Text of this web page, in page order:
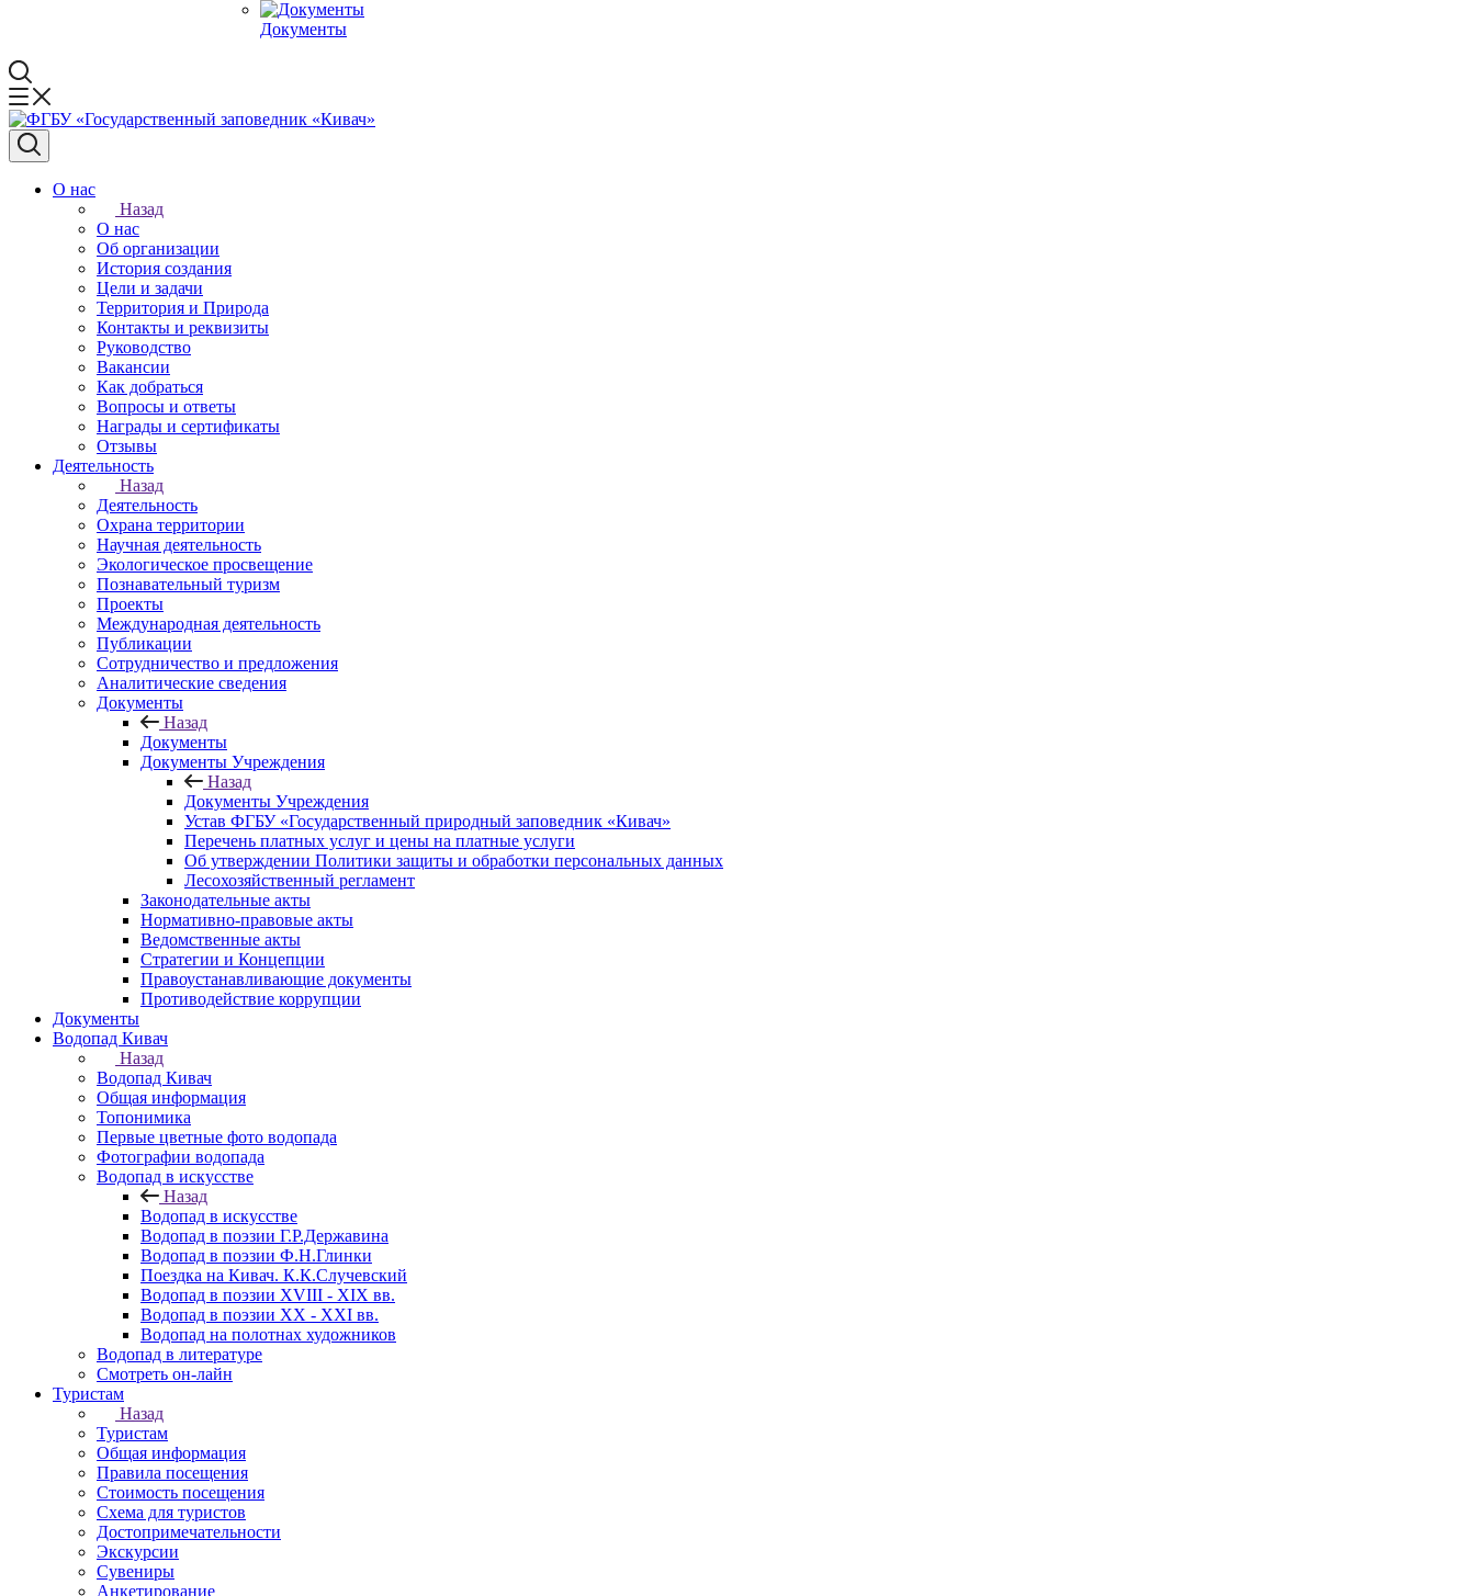
Документы
О нас
Назад
О нас
Об организации
История создания
Цели и задачи
Территория и Природа
Контакты и реквизиты
Руководство
Вакансии
Как добраться
Вопросы и ответы
Награды и сертификаты
Отзывы
Деятельность
Назад
Деятельность
Охрана территории
Научная деятельность
Экологическое просвещение
Познавательный туризм
Проекты
Международная деятельность
Публикации
Сотрудничество и предложения
Аналитические сведения
Документы
Назад
Документы
Документы Учреждения
Назад
Документы Учреждения
Устав ФГБУ «Государственный природный заповедник «Кивач»
Перечень платных услуг и цены на платные услуги
Об утверждении Политики защиты и обработки персональных данных
Лесохозяйственный регламент
Законодательные акты
Нормативно-правовые акты
Ведомственные акты
Стратегии и Концепции
Правоустанавливающие документы
Противодействие коррупции
Документы
Водопад Кивач
Назад
Водопад Кивач
Общая информация
Топонимика
Первые цветные фото водопада
Фотографии водопада
Водопад в искусстве
Назад
Водопад в искусстве
Водопад в поэзии Г.Р.Державина
Водопад в поэзии Ф.Н.Глинки
Поездка на Кивач. К.К.Случевский
Водопад в поэзии XVIII - XIX вв.
Водопад в поэзии XX - XXI вв.
Водопад на полотнах художников
Водопад в литературе
Смотреть он-лайн
Туристам
Назад
Туристам
Общая информация
Правила посещения
Стоимость посещения
Схема для туристов
Достопримечательности
Экскурсии
Сувениры
Анкетирование